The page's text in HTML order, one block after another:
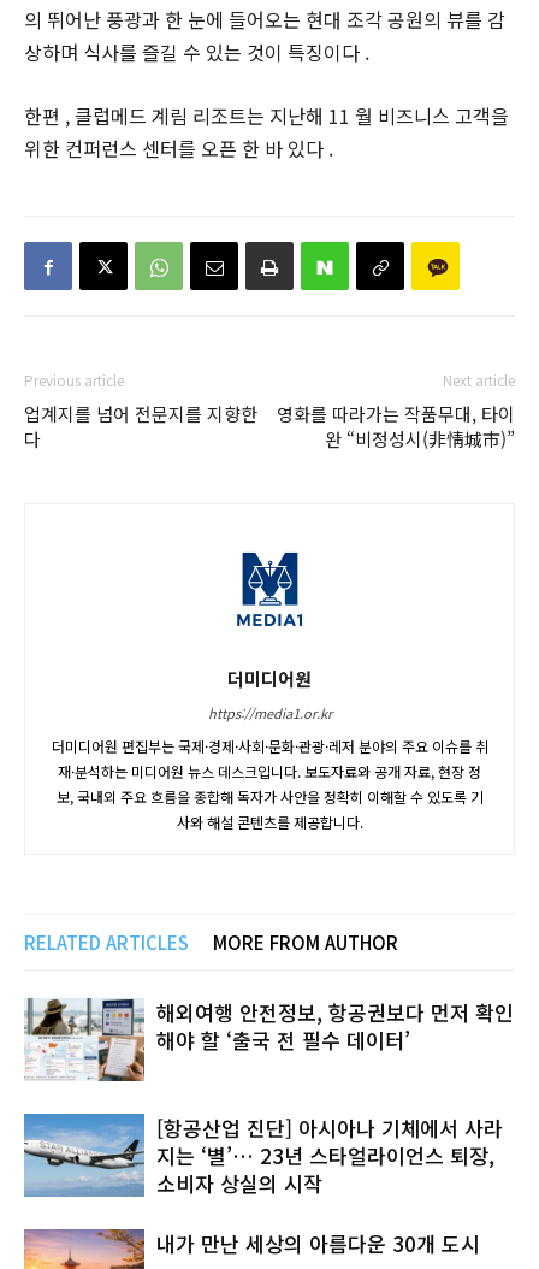
의 뛰어난 풍광과 한 눈에 들어오는 현대 조각 공원의 뷰를 감
상하며 식사를 즐길 수 있는 것이 특징이다 .
한편 , 클럽메드 계림 리조트는 지난해 11 월 비즈니스 고객을
위한 컨퍼런스 센터를 오픈 한 바 있다 .
Previous article
업계지를 넘어 전문지를 지향한
다
Next article
영화를 따라가는 작품무대, 타이
완 “비정성시(非情城市)”
더미디어원
https://media1.or.kr
더미디어원 편집부는 국제·경제·사회·문화·관광·레저 분야의 주요 이슈를 취
재·분석하는 미디어원 뉴스 데스크입니다. 보도자료와 공개 자료, 현장 정
보, 국내외 주요 흐름을 종합해 독자가 사안을 정확히 이해할 수 있도록 기
사와 해설 콘텐츠를 제공합니다.
RELATED ARTICLES MORE FROM AUTHOR
해외여행 안전정보, 항공권보다 먼저 확인
해야 할 ‘출국 전 필수 데이터’
[항공산업 진단] 아시아나 기체에서 사라
지는 ‘별’… 23년 스타얼라이언스 퇴장,
소비자 상실의 시작
내가 만난 세상의 아름다운 30개 도시